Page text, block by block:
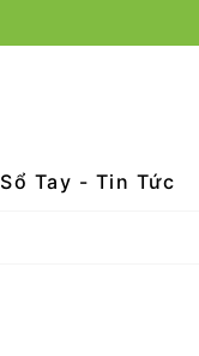
Sổ Tay - Tin Tức